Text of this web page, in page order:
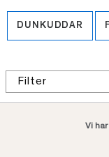
DUNKUDDAR
Filter
Vi har